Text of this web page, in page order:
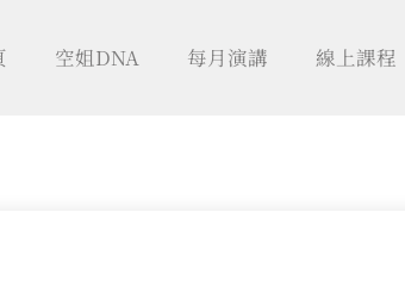
空姐DNA 每月演講 線上課程